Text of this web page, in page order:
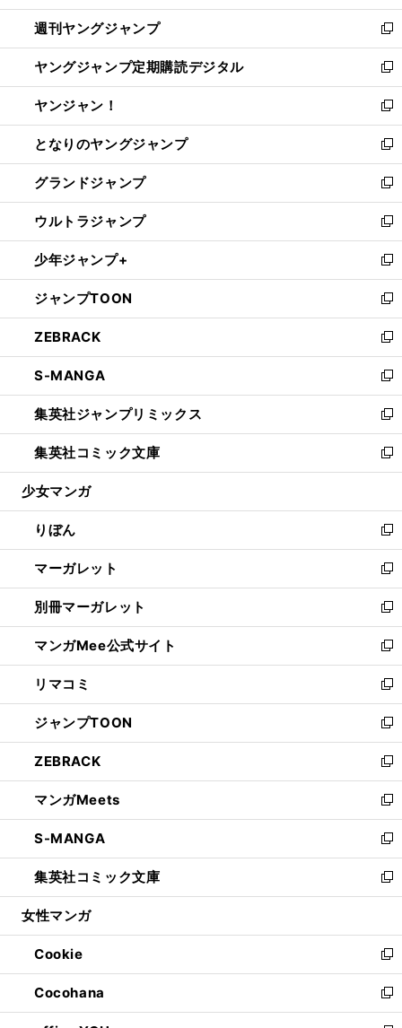
開
く
ウ
で
開
く
ン
ド
ウ
で
開
く
ウ
ィ
ン
ド
ウ
で
開
く
週刊ヤングジャンプ
新
し
い
ウ
ィ
ン
ド
ウ
で
開
く
ヤングジャンプ定期購読デジタル
新
し
い
ウ
ィ
ン
ド
ウ
で
開
く
ヤンジャン！
新
し
い
ウ
ィ
ン
ド
ウ
で
開
く
となりのヤングジャンプ
新
し
い
ウ
ィ
ン
ド
ウ
で
開
く
グランドジャンプ
新
し
い
ウ
ィ
ン
ド
ウ
で
開
く
ウルトラジャンプ
新
し
い
ウ
ィ
ン
ド
ウ
で
開
く
少年ジャンプ+
新
し
い
ウ
ィ
ン
ド
ウ
で
開
く
ジャンプTOON
新
し
い
ウ
ィ
ン
ド
ウ
で
開
ZEBRACK
新
し
い
ウ
ィ
ン
ド
ウ
開
く
S-MANGA
新
し
い
ウ
ィ
ン
ウ
で
開
く
集英社ジャンプリミックス
新
し
い
ウ
ン
ド
ウ
で
開
く
集英社コミック文庫
新
し
ウ
ィ
ン
ド
ウ
で
開
く
少女マンガ
りぼん
新
し
い
ウ
ィ
ン
ド
ウ
で
開
く
マーガレット
新
し
い
ウ
ィ
ン
ド
ウ
で
開
く
別冊マーガレット
新
し
い
ウ
ィ
ン
ド
ウ
で
開
く
マンガMee公式サイト
新
し
い
ウ
ィ
ン
ド
ウ
で
開
く
リマコミ
新
し
い
ウ
ィ
ン
ド
ウ
で
開
く
ジャンプTOON
新
し
い
ウ
ィ
ン
ド
ウ
で
開
ZEBRACK
新
し
い
ウ
ィ
ン
ド
ウ
開
く
マンガMeets
新
し
い
ウ
ィ
ン
ウ
で
開
く
S-MANGA
新
し
い
ウ
ン
ド
ウ
で
開
集英社コミック文庫
新
し
ウ
ィ
ン
ド
ウ
女性マンガ
Cookie
新
し
い
ウ
Cocohana
新
し